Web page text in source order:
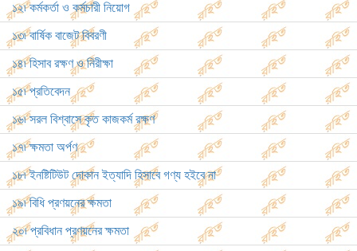
১২৷ কর্মকর্তা ও কর্মচারী নিয়োগ
১৩৷ বার্ষিক বাজেট বিবরণী
১৪৷ হিসাব রক্ষণ ও নিরীক্ষা
১৫৷ প্রতিবেদন
১৬৷ সরল বিশ্বাসে কৃত কাজকর্ম রক্ষণ
১৭৷ ক্ষমতা অর্পণ
১৮৷ ইনষ্টিটিউট দোকান ইত্যাদি হিসাবে গণ্য হইবে না
১৯৷ বিধি প্রণয়নের ক্ষমতা
২০৷ প্রবিধান প্রণয়নের ক্ষমতা